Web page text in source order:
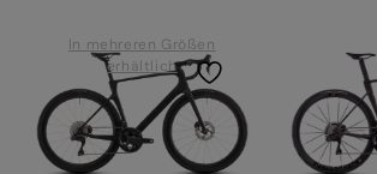
In mehreren Größen
erhältlich